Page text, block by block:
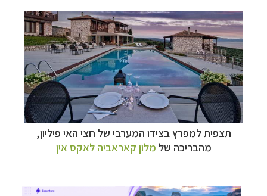
תצפית למפרץ בצידו המערבי של חצי האי פיליון,
מהבריכה של מלון קאראביה לאקס אין
מסלולים מוכנים ב-11 יעדים –לחצו לבחירת המסלול
המתאים לכם »
מעטפת לוגיסטית מלאה: מלונות, רכב ופעילויות–
לחצו למידע נוסף »
מערכת ניווט חכמה וליווי לאורך כל הדרך–לחצו
להסבר על השירות »